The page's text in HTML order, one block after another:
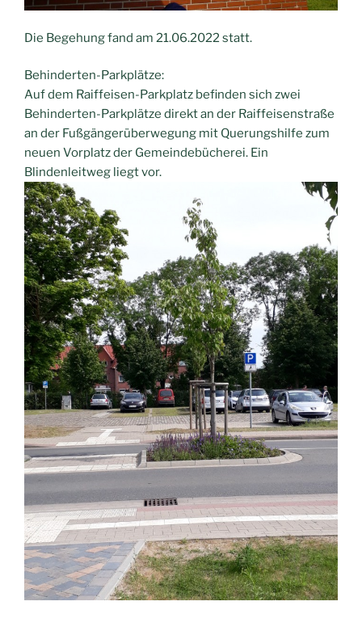
Die Begehung fand am 21.06.2022 statt.
Behinderten-Parkplätze:
Auf dem Raiffeisen-Parkplatz befinden sich zwei
Behinderten-Parkplätze direkt an der Raiffeisenstraße
an der Fußgängerüberwegung mit Querungshilfe zum
neuen Vorplatz der Gemeindebücherei. Ein
Blindenleitweg liegt vor.